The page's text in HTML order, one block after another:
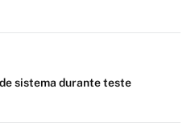
sistema durante teste